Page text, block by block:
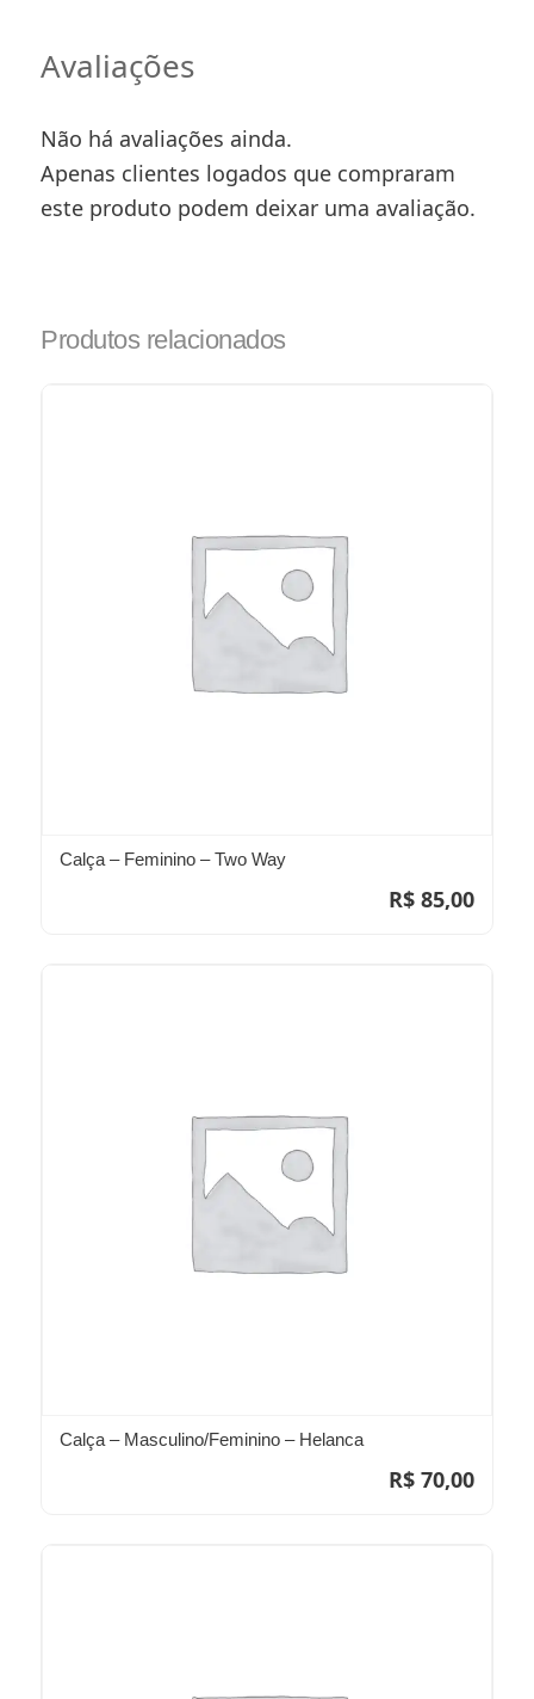
Avaliações
Não há avaliações ainda.
Apenas clientes logados que compraram
este produto podem deixar uma avaliação.
Produtos relacionados
Calça – Feminino – Two Way
R$ 85,00
Calça – Masculino/Feminino – Helanca
R$ 70,00